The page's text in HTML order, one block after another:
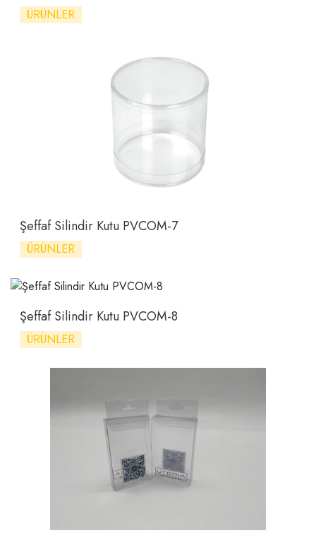
ÜRÜNLER
Şeffaf Silindir Kutu PVCOM-7
ÜRÜNLER
Şeffaf Silindir Kutu PVCOM-8
ÜRÜNLER